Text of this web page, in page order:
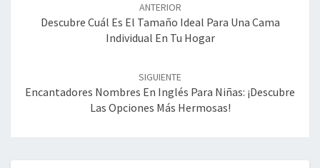
entradas
ANTERIOR
Descubre Cuál Es El Tamaño Ideal Para Una Cama
Individual En Tu Hogar
SIGUIENTE
Encantadores Nombres En Inglés Para Niñas: ¡Descubre
Las Opciones Más Hermosas!